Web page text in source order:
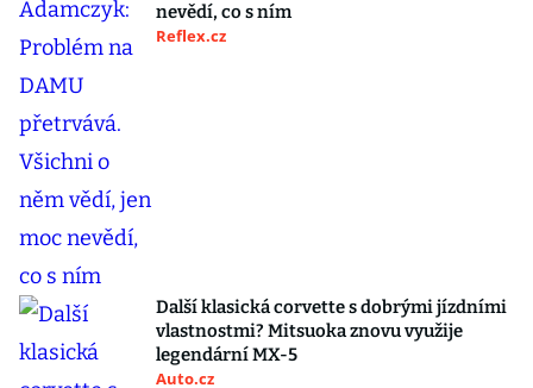
nevědí, co s ním
Reflex.cz
Další klasická corvette s dobrými jízdními
vlastnostmi? Mitsuoka znovu využije
legendární MX-5
Auto.cz